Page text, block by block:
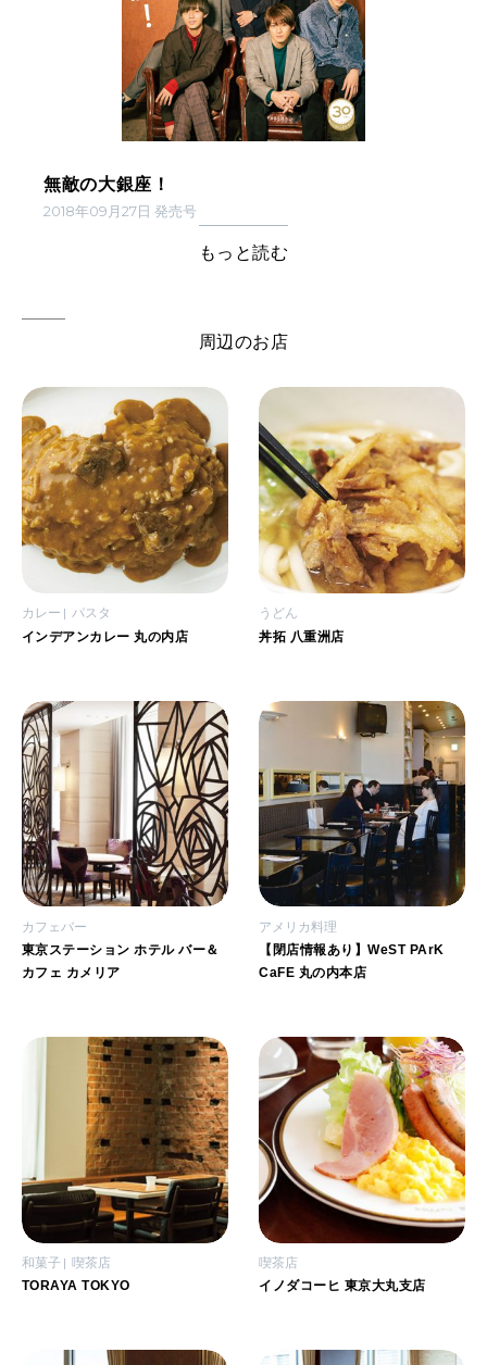
無敵の大銀座！
2018年09月27日 発売号
もっと読む
周辺のお店
カレー パスタ
インデアンカレー 丸の内店
うどん
丼拓 八重洲店
カフェバー
東京ステーション ホテル バー＆
カフェ カメリア
アメリカ料理
【閉店情報あり】WeST PArK
CaFE 丸の内本店
和菓子 喫茶店
TORAYA TOKYO
喫茶店
イノダコーヒ 東京大丸支店